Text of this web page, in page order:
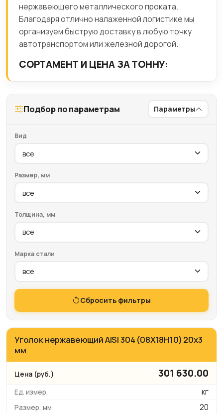
нержавеющего металлического проката.
Благодаря отлично налаженной логистике мы
организуем быструю доставку в любую точку
автотранспортом или железной дорогой.
СОРТАМЕНТ И ЦЕНА ЗА ТОННУ:
Подбор по параметрам Параметры
Вид
Размер, мм
Толщина, мм
Марка стали
Сбросить фильтры
Уголок нержавеющий AISI 304 (08Х18Н10) 20х3
мм
301 630.00
кг
20